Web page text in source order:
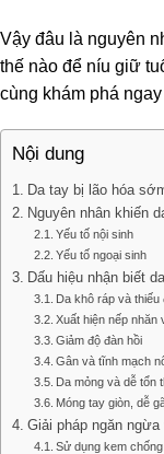
Vậy đâu là nguyên
thế nào để níu giữ
cùng khám phá
Nội dung
Da tay bị lão hóa
Nguyên nhân khiến
Yếu tố nội sinh
Yếu tố ngoại sinh
Dấu hiệu nhận biết
Da khô ráp và thiếu
Xuất hiện nếp nhăn
Giảm độ đàn hồi
Gân và tĩnh mạch
Da mỏng và dễ tổn
Móng tay giòn, dễ
Giải pháp ngăn
Sử dụng kem